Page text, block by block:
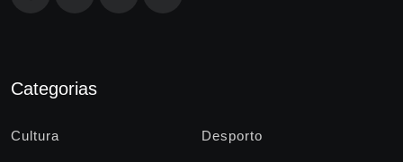
Categorias
Cultura Desporto